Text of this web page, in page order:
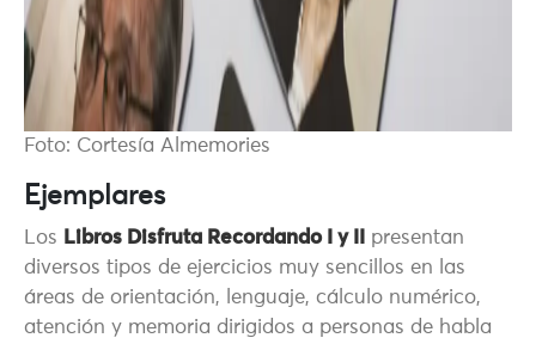
Foto: Cortesía Almemories
Ejemplares
Los Libros Disfruta Recordando I y II
presentan
diversos tipos de ejercicios muy sencillos en las
áreas de orientación, lenguaje, cálculo numérico,
atención y memoria dirigidos a personas de habla